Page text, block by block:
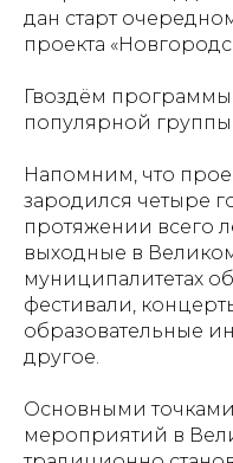
дан старт
проекта
Гвоздём программы
популярной группы
Напомним, что
зародился четыре
протяжении всего
выходные в
муниципалитетах
фестивали,
образовательные
другое.
Основными
мероприятий в